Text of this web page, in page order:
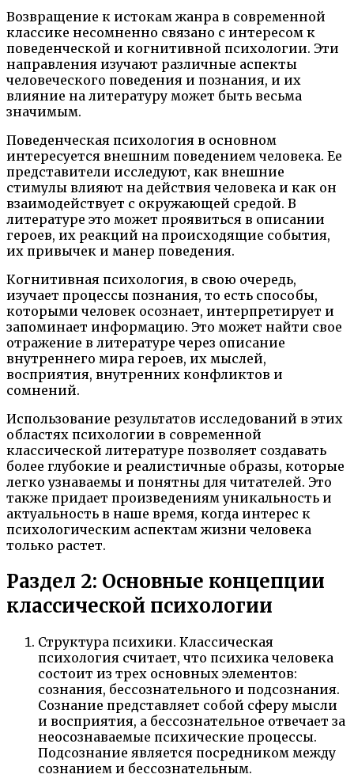
Возвращение к истокам жанра в современной
классике несомненно связано с интересом к
поведенческой и когнитивной психологии. Эти
направления изучают различные аспекты
человеческого поведения и познания, и их
влияние на литературу может быть весьма
значимым.
Поведенческая психология в основном
интересуется внешним поведением человека. Ее
представители исследуют, как внешние
стимулы влияют на действия человека и как он
взаимодействует с окружающей средой. В
литературе это может проявиться в описании
героев, их реакций на происходящие события,
их привычек и манер поведения.
Когнитивная психология, в свою очередь,
изучает процессы познания, то есть способы,
которыми человек осознает, интерпретирует и
запоминает информацию. Это может найти свое
отражение в литературе через описание
внутреннего мира героев, их мыслей,
восприятия, внутренних конфликтов и
сомнений.
Использование результатов исследований в этих
областях психологии в современной
классической литературе позволяет создавать
более глубокие и реалистичные образы, которые
легко узнаваемы и понятны для читателей. Это
также придает произведениям уникальность и
актуальность в наше время, когда интерес к
психологическим аспектам жизни человека
только растет.
Раздел 2: Основные концепции
классической психологии
Структура психики. Классическая
психология считает, что психика человека
состоит из трех основных элементов:
сознания, бессознательного и подсознания.
Сознание представляет собой сферу мысли
и восприятия, а бессознательное отвечает за
неосознаваемые психические процессы.
Подсознание является посредником между
сознанием и бессознательным.